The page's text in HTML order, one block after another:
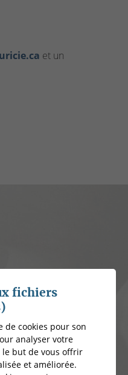
et un
fichiers
de cookies pour son
analyser votre
le but de vous offrir
et améliorée.